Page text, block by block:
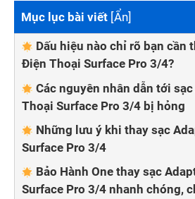
Mục lục bài viết [Ẩn]
Dấu hiệu nào chỉ rõ bạn cần
Điện Thoại Surface Pro 3/4?
Các nguyên nhân dẫn tới
Thoại Surface Pro 3/4 bị hỏng
Những lưu ý khi thay sạc
Surface Pro 3/4
Bảo Hành One thay sạc
Surface Pro 3/4 nhanh chóng,